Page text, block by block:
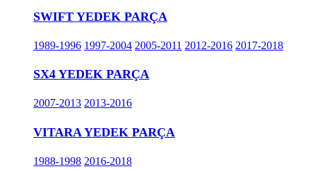
SWIFT YEDEK PARÇA
1989-1996 1997-2004 2005-2011 2012-2016 2017-2018
SX4 YEDEK PARÇA
2007-2013 2013-2016
VITARA YEDEK PARÇA
1988-1998 2016-2018